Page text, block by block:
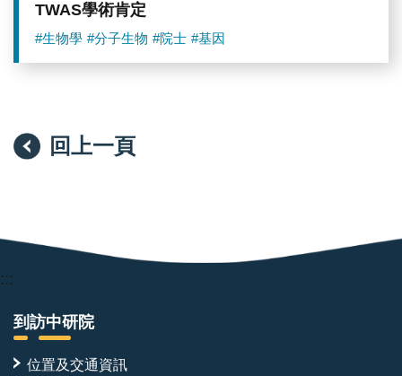
TWAS學術肯定
#生物學 #分子生物 #院士 #基因
回上一頁
:::
到訪中研院
位置及交通資訊